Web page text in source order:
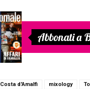
Abbonati a
Costa d'Amalfi mixology